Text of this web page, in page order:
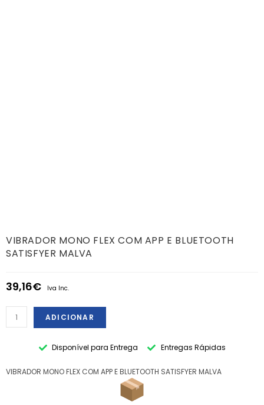
VIBRADOR MONO FLEX COM APP E BLUETOOTH
SATISFYER MALVA
39,16€ Iva Inc.
ADICIONAR
Disponível para Entrega Entregas Rápidas
VIBRADOR MONO FLEX COM APP E BLUETOOTH SATISFYER MALVA